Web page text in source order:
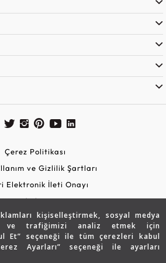
kişiselleştirmek, sosyal medya
ve trafiğimizi analiz etmek için
Et” seçeneği ile tüm çerezleri kabul
Ayarları” seçeneği ile ayarları
Çerez Politikası
ve Gizlilik Şartları
Elektronik İleti Onayı
Aydınlatma Metni
Güvenli Alışveriş